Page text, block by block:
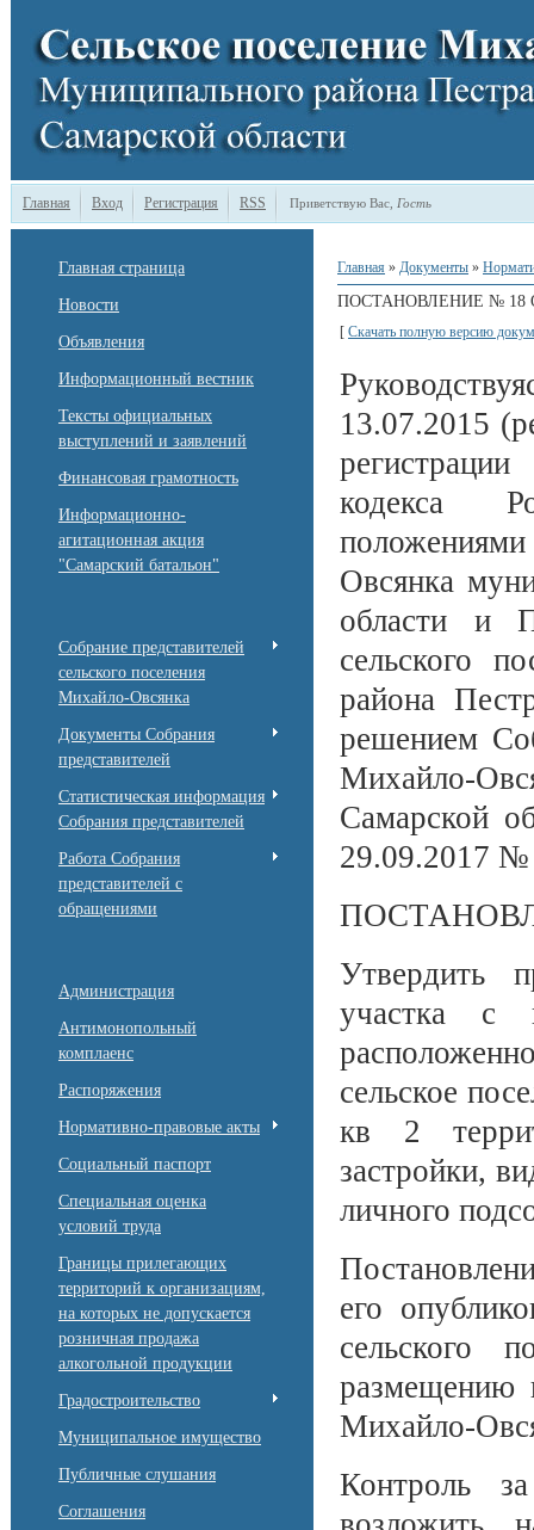
Главная Вход Регистрация RSS Приветствую Вас Гость
Главная страница
Новости
Объявления
Информационный вестник
Тексты официальных
выступлений и заявлений
Финансовая грамотность
Информационно-
агитационная акция
"Самарский батальон"
Собрание представителей
сельского поселения
Михайло-Овсянка
Документы Собрания
представителей
Статистическая информация
Собрания представителей
Работа Собрания
представителей с
обращениями
Администрация
Антимонопольный
комплаенс
Распоряжения
Нормативно-правовые акты
Социальный паспорт
Специальная оценка
условий труда
Границы прилегающих
территорий к организациям,
на которых не допускается
розничная продажа
алкогольной продукции
Градостроительство
Муниципальное имущество
Публичные слушания
Соглашения
Главная » Документы »
ПОСТАНОВЛЕНИЕ № 18
[ Скачать полную версию
13.07.2015
кодекса
Овсянка
области и
сельского
района
решением
Михайло-
Самарской
29.09.2017
Утвердить
участка с
сельское
кв 2
застройки,
личного
его
сельского
размещению
Михайло-
Контроль